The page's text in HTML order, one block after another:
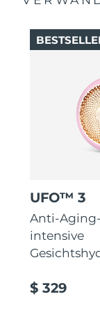
UFO™ 3
Anti-
intensive
$ 329
Schweden
Türkei
Vereinigte
Emirate
Vereinigtes
Königreich